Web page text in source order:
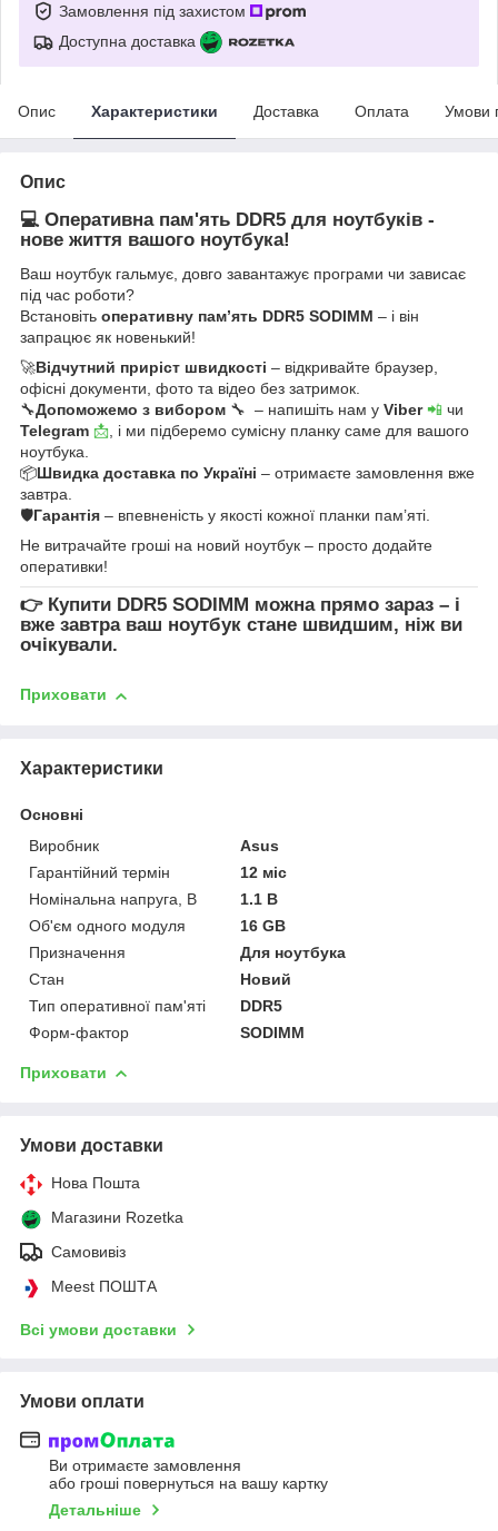
Замовлення під захистом
Доступна доставка
Опис Характеристики Доставка Оплата Умови
Опис
💻 Оперативна пам'ять DDR5 для ноутбуків -
нове життя вашого ноутбука!
Ваш ноутбук гальмує, довго завантажує програми чи зависає
під час роботи?
Встановіть оперативну пам’ять DDR5 SODIMM – і він
запрацює як новенький!
🚀Відчутний приріст швидкості – відкривайте браузер,
офісні документи, фото та відео без затримок.
🔧Допоможемо з вибором 🔧 – напишіть нам у Viber📲 чи
Telegram 📩 , і ми підберемо сумісну планку саме для вашого
ноутбука.
📦Швидка доставка по Україні – отримаєте замовлення вже
завтра.
🛡Гарантія – впевненість у якості кожної планки пам’яті.
Не витрачайте гроші на новий ноутбук – просто додайте
оперативки!
👉 Купити DDR5 SODIMM можна прямо зараз – і
вже завтра ваш ноутбук стане швидшим, ніж ви
очікували.
Приховати
Характеристики
Основні
Виробник
Asus
Гарантійний термін
12 міс
Номінальна напруга, В
1.1 В
Об'єм одного модуля
16 GB
Призначення
Для ноутбука
Стан
Новий
Тип оперативної пам'яті
DDR5
Форм-фактор
SODIMM
Приховати
Умови доставки
Нова Пошта
Магазини Rozetka
Самовивіз
Meest ПОШТА
Всі умови доставки
Умови оплати
Ви отримаєте замовлення
або гроші повернуться на вашу картку
Детальніше